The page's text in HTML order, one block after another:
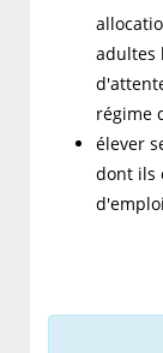
adultes
régime
élever
dont ils